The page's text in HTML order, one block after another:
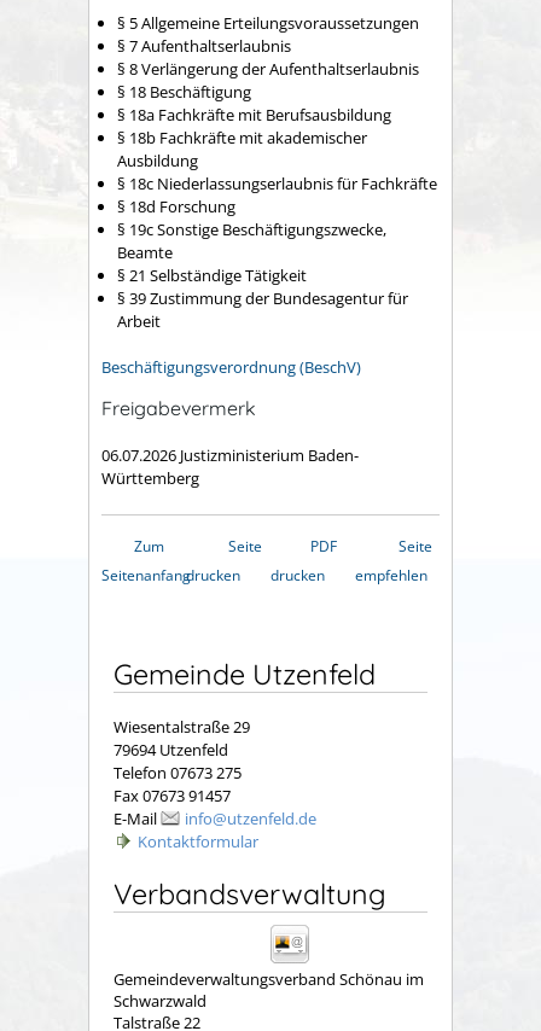
§ 5Allgemeine Erteilungsvoraussetzungen
§ 7 Aufenthaltserlaubnis
§ 8 Verlängerung der Aufenthaltserlaubnis
§ 18 Beschäftigung
§ 18a Fachkräfte mit Berufsausbildung
§ 18b Fachkräfte mit akademischer
Ausbildung
§ 18c Niederlassungserlaubnis für Fachkräfte
§ 18d Forschung
§ 19c Sonstige Beschäftigungszwecke,
Beamte
§ 21 Selbständige Tätigkeit
§ 39 Zustimmung der Bundesagentur für
Arbeit
Beschäftigungsverordnung (BeschV)
Freigabevermerk
06.07.2026 Justizministerium Baden-
Württemberg
Zum
Seitenanfang
Seite
drucken
PDF
drucken
Seite
empfehlen
Gemeinde Utzenfeld
Wiesentalstraße 29
79694 Utzenfeld
Telefon 07673 275
Fax 07673 91457
E-Mail
info@utzenfeld.de
Kontaktformular
Verbandsverwaltung
Gemeindeverwaltungsverband Schönau im
Schwarzwald
Talstraße 22